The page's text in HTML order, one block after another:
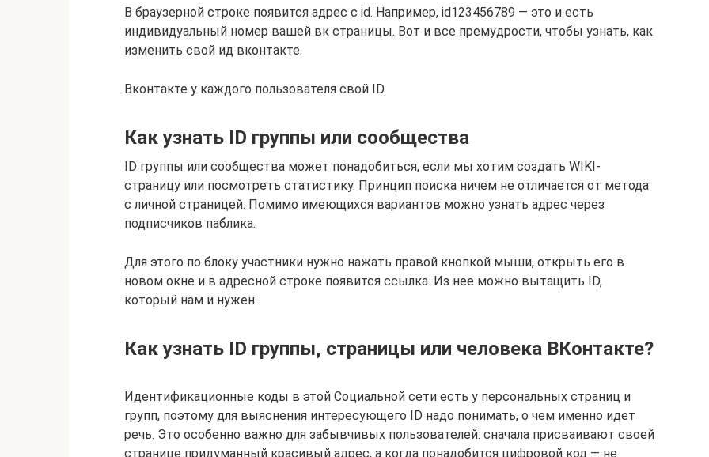
В браузерной строке появится адрес с id. Например, id123456789 — это и есть
индивидуальный номер вашей вк страницы. Вот и все премудрости, чтобы узнать, как
изменить свой ид вконтакте.
Вконтакте у каждого пользователя свой ID.
Как узнать ID группы или сообщества
ID группы или сообщества может понадобиться, если мы хотим создать WIKI-
страницу или посмотреть статистику. Принцип поиска ничем не отличается от метода
с личной страницей. Помимо имеющихся вариантов можно узнать адрес через
подписчиков паблика.
Для этого по блоку участники нужно нажать правой кнопкой мыши, открыть его в
новом окне и в адресной строке появится ссылка. Из нее можно вытащить ID,
который нам и нужен.
Как узнать ID группы, страницы или человека ВКонтакте?
Идентификационные коды в этой Социальной сети есть у персональных страниц и
групп, поэтому для выяснения интересующего ID надо понимать, о чем именно идет
речь. Это особенно важно для забывчивых пользователей: сначала присваивают своей
странице придуманный красивый адрес, а когда понадобится цифровой код — не